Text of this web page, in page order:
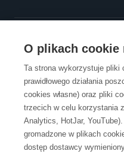
O plikach cookie
Ta strona wykorzystuje pliki
prawidłowego działania
cookies własne) oraz pliki
trzecich w celu korzystania
Analytics, HotJar,
gromadzone w plikach
dostęp dostawcy
OBSŁUGA KLIENTA
KONTAKT